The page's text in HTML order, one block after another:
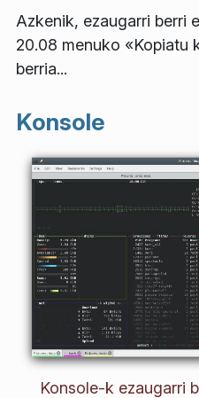
Azkenik, ezaugarri berri
20.08 menuko «Kopiatu
berria...
Konsole
Konsole-k ezaugarri